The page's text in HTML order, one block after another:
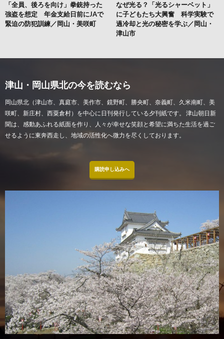
なぜ光る？「光るシャーベット」
に子どもたち大興奮 科学実験で
過冷却と光の秘密を学ぶ／岡山・
津山市
「全員、後ろを向け」拳銃持った
強盗を想定 年金支給日前にJAで
緊迫の防犯訓練／岡山・美咲町
津山・岡山県北の今を読むなら
岡山県北（津山市、真庭市、美作市、鏡野町、勝央町、奈義町、久米南町、美
咲町、新庄村、西粟倉村）を中心に日刊発行している夕刊紙です。 津山朝日新
聞は、感動あふれる紙面を作り、人々が幸せな笑顔と希望に満ちた生活を過ご
せるように東奔西走し、地域の活性化へ微力を尽くしております。
購読申し込みへ